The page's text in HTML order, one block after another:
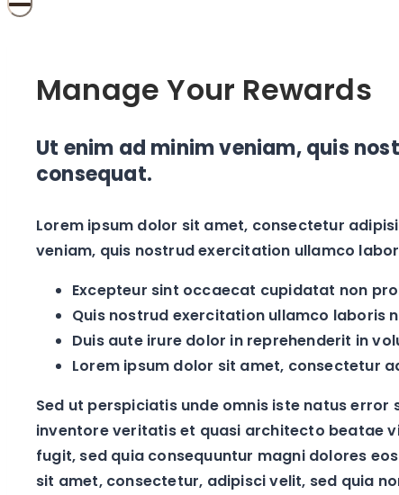
Manage Your Rewards
Ut enim ad minim veniam, quis
consequat.
Lorem ipsum dolor sit amet, consectetur
veniam, quis nostrud exercitation ullamco
Excepteur sint occaecat cupidatat non
Quis nostrud exercitation ullamco laboris
Duis aute irure dolor in reprehenderit in
Lorem ipsum dolor sit amet, consectetur
Sed ut perspiciatis unde omnis iste natus
inventore veritatis et quasi architecto beatae
fugit, sed quia consequuntur magni dolores
sit amet, consectetur, adipisci velit, sed quia